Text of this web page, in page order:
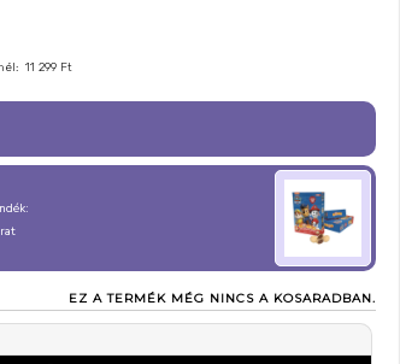
11 299 Ft
EZ A TERMÉK MÉG NINCS A KOSARADBAN.